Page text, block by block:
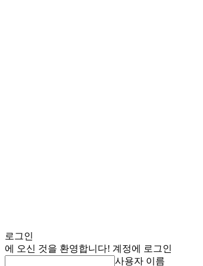
로그인
에 오신 것을 환영합니다! 계정에 로그인
사용자 이름